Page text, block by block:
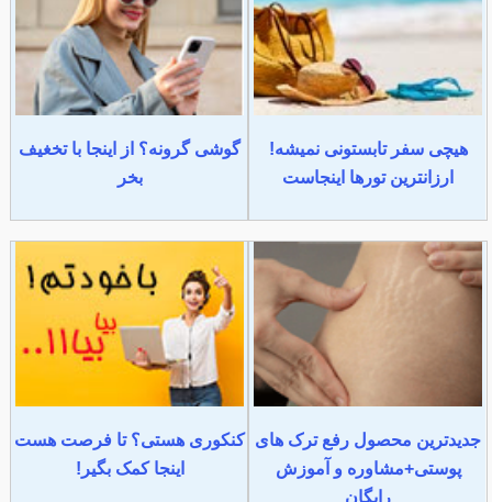
هیچی سفر تابستونی نمیشه!
ارزانترین تورها اینجاست
گوشی گرونه؟ از اینجا با تخغیف
بخر
جدیدترین محصول رفع ترک های
پوستی+مشاوره و آموزش
رایگان
کنکوری هستی؟ تا فرصت هست
اینجا کمک بگیر!